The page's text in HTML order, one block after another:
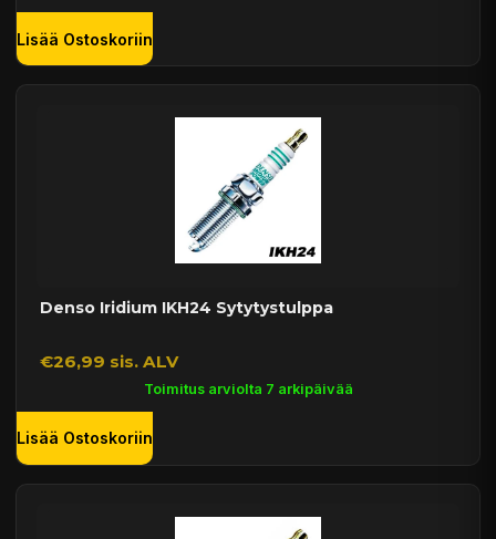
Lisää Ostoskoriin
Denso Iridium IKH24 Sytytystulppa
€26,99 sis. ALV
Toimitus arviolta 7 arkipäivää
Lisää Ostoskoriin